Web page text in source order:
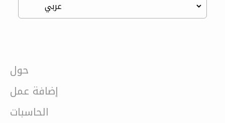
حول
إضافة عمل
الحاسبات